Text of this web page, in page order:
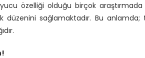
özelliği olduğu birçok araştırmada
düzenini sağlamaktadır. Bu anlamda;